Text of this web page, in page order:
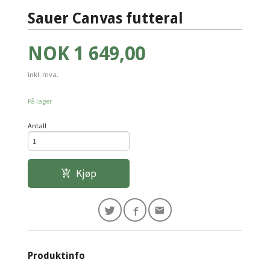
Sauer Canvas futteral
Pris
NOK 1 649,00
inkl. mva.
På lager
Antall
Kjøp
Produktinfo